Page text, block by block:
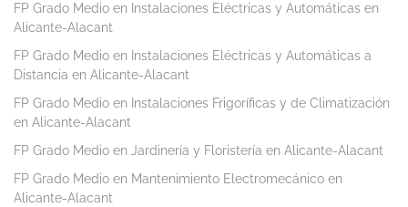
FP Grado Medio en Instalaciones Eléctricas y Automáticas en
Alicante-Alacant
FP Grado Medio en Instalaciones Eléctricas y Automáticas a
Distancia en Alicante-Alacant
FP Grado Medio en Instalaciones Frigoríficas y de Climatización
en Alicante-Alacant
FP Grado Medio en Jardinería y Floristería en Alicante-Alacant
FP Grado Medio en Mantenimiento Electromecánico en
Alicante-Alacant